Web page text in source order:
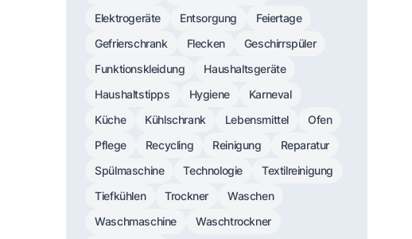
Elektrogeräte
Entsorgung
Feiertage
Gefrierschrank
Flecken
Geschirrspüler
Funktionskleidung
Haushaltsgeräte
Haushaltstipps
Hygiene
Karneval
Küche
Kühlschrank Lebensmittel
Ofen
Pflege
Recycling Reinigung
Reparatur
Spülmaschine
Technologie
Textilreinigung
Tiefkühlen
Trockner
Waschen
Waschmaschine
Waschtrockner